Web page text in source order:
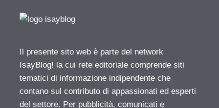
Il presente sito web è parte del network
IsayBlog! la cui rete editoriale comprende siti
tematici di informazione indipendente che
contano sul contributo di appassionati ed esperti
del settore. Per pubblicità, comunicati e